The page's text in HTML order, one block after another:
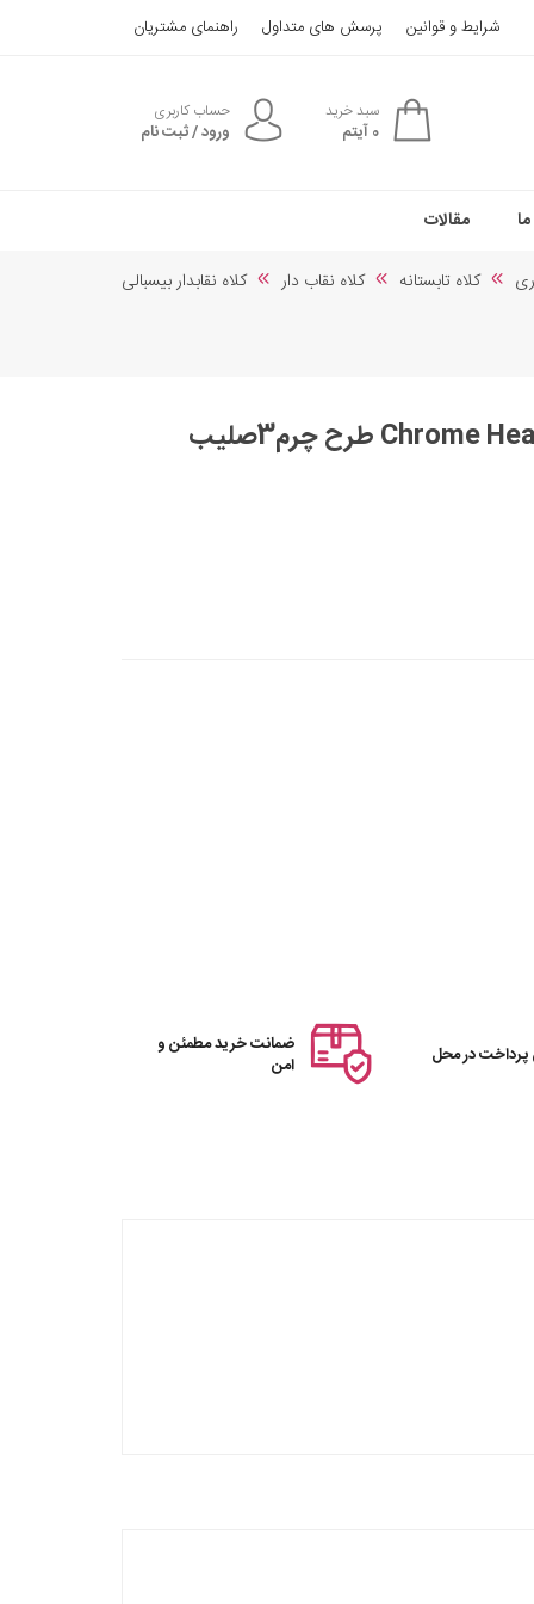
شرایط و قوانین پرسش های متداول راهنمای مشتریان
سبد خرید
0آیتم
حساب کاربری
ورود / ثبت نام
مقالات
کلاه تابستانه کلاه نقاب دار کلاه نقابدار بیسبالی
پرداخت در محل
ضمانت خرید مطمئن و
امن